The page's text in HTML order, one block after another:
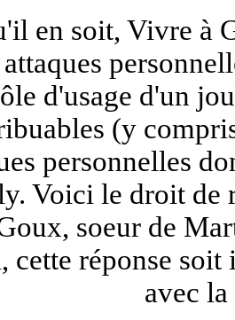
en soit, Vivre à
attaques
d'usage d'un
(y
personnelles
Voici le droit de
soeur de
cette réponse soit
avec